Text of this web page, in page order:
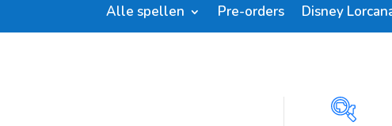
Alle spellen Pre-orders Disney